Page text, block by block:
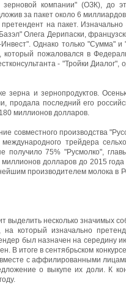
компании" (ОЗК), до
за пакет около 6
на пакет.
Олега Дерипаски,
Однако только "Сумма"
пожаловался в
- "Тройки Диалог",
и зернопродуктов.
последний его
миллионов долларов.
совместного производства
трейдера
получило 75% "Русмолко",
долларов до 2015
производителем молока в
выделить несколько значимых
на который изначально
был назначен на середину
В итоге в сентябрьском
с аффилированными
о выкупе их доли. К